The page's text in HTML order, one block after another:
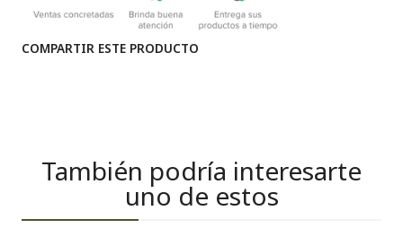
COMPARTIR ESTE PRODUCTO
También podría interesarte
uno de estos